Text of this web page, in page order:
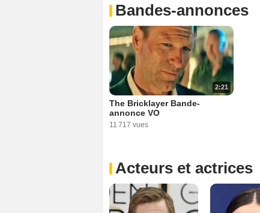
Bandes-annonces
2:21
The Bricklayer Bande-
annonce VO
11 717 vues
Acteurs et actrices